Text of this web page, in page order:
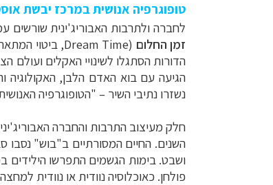
טופוגרפיה אנושית במרכז יבשת
לחברה ולתרבות האבוריג'ינית שורשים
זמן החלום (
Dream Time, ביטוי
הדורות הסתגלו לשינויי האקלים ועולם
הגיעה עם בוא האדם הלבן, האקולוגיה
נשזרו נתיבי השיר – "הטופוגרפיה
חלק מעיצוב התרבות והחברה
השנים. החיים המסורתיים ב"בוש"
ושבט.בימות הגשמים התפרשו הילידים
פולחן. כאוכלוסיה נוודית או נוודית